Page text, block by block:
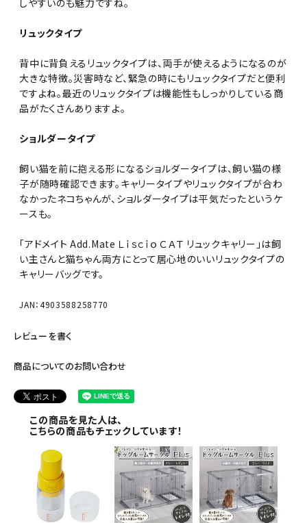
リュックタイプ
背中に背負えるリュックタイプは、両手が使えるようになるのが
大きな特徴。災害時など、緊急の時にもリュックタイプだと便利
ですよね。最近のリュックタイプは機能性もしっかりしている商
品がたくさんありますよ。
ショルダータイプ
飼い猫を前に抱える形になるショルダータイプは、飼い猫の様
子が随時確認できます。キャリータイプやリュックタイプが合わ
なかったネコちゃんが、ショルダータイプは平気だったというケ
ースも。
「アドメイト Add.Mate Ｌｉｓｃｉｏ ＣＡＴ リュックキャリー」は飼
い主さんと猫ちゃん両方にとって居心地のいいリュックタイプの
キャリーバッグです。
JAN：4903588258770
レビューを書く
商品についてのお問い合わせ
この商品を見た人は、
こちらの商品もチェックしています！